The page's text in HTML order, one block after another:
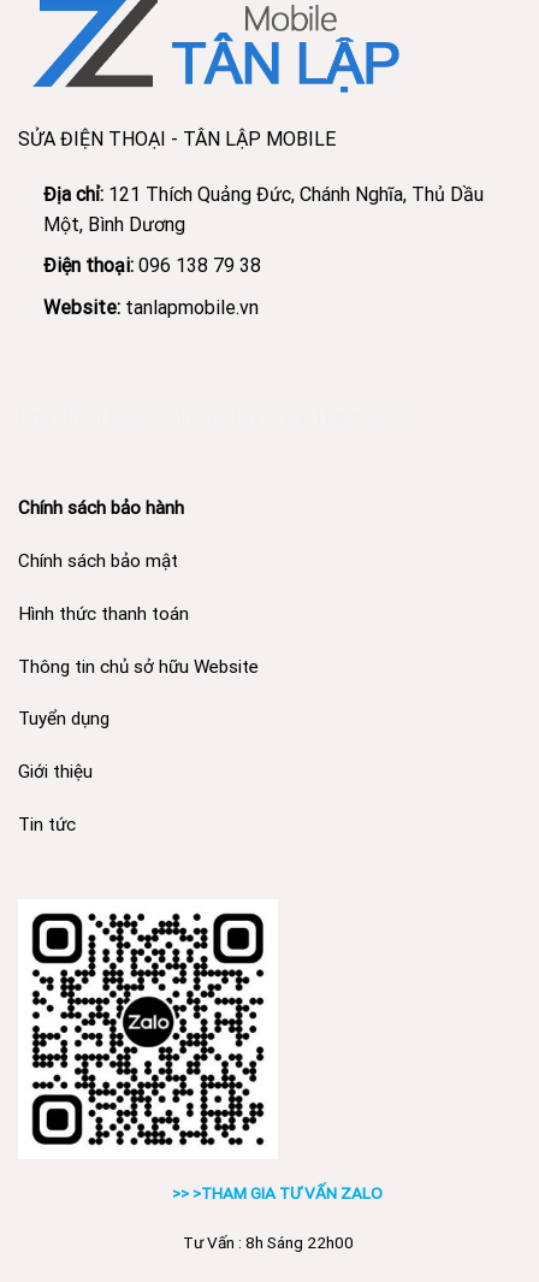
SỬA ĐIỆN THOẠI - TÂN LẬP MOBILE
Địa chỉ: 121 Thích Quảng Đức, Chánh Nghĩa, Thủ Dầu
Một, Bình Dương
Điện thoại: 096 138 79 38
Website: tanlapmobile.vn
Chính sách bảo hành
Chính sách bảo mật
Hình thức thanh toán
Thông tin chủ sở hữu Website
Tuyển dụng
Giới thiệu
Tin tức
>> >THAM GIA TƯ VẤN ZALO
Tư Vấn : 8h Sáng 22h00